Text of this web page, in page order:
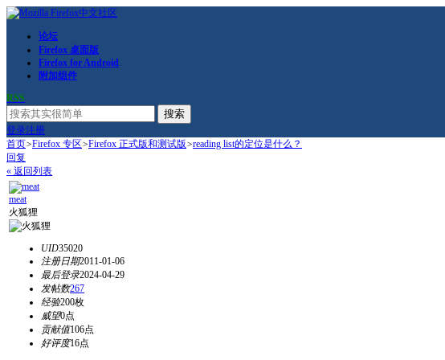
论坛
Firefox 桌面版
Firefox for Android
附加组件
RSS
搜索
登录注册
首页>Firefox 专区>Firefox 正式版和测试版>reading list的定位是什么？
回复
« 返回列表
meat
火狐狸
UID35020
注册日期2011-01-06
最后登录2024-04-29
发帖数267
经验200枚
威望0点
贡献值106点
好评度16点